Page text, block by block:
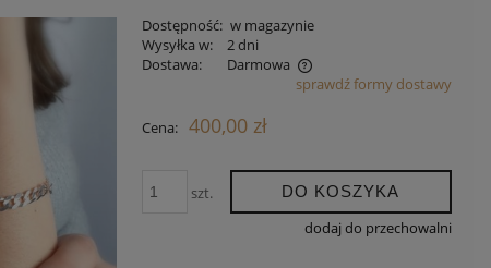
Dostępność: w magazynie
Wysyłka w:
2 dni
Dostawa:
Darmowa
Cena nie zawiera ewentualnych kosztów
sprawdź formy dostawy
Cena: 400,00 zł
szt. DO KOSZYKA
dodaj do przechowalni